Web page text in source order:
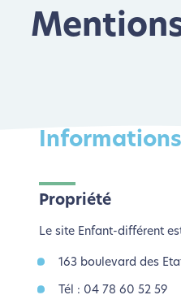
Propriété
Le site Enfant-différent
163 boulevard des
Tél : 04 78 60 52 59